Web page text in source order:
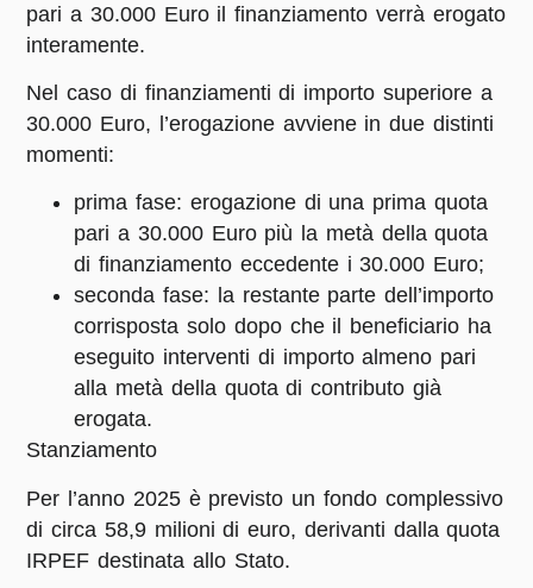
pari a 30.000 Euro il finanziamento verrà erogato
interamente.
Nel caso di finanziamenti di importo superiore a
30.000 Euro, l’erogazione avviene in due distinti
momenti:
prima fase: erogazione di una prima quota
pari a 30.000 Euro più la metà della quota
di finanziamento eccedente i 30.000 Euro;
seconda fase: la restante parte dell’importo
corrisposta solo dopo che il beneficiario ha
eseguito interventi di importo almeno pari
alla metà della quota di contributo già
erogata.
Stanziamento
Per l’anno 2025 è previsto un fondo complessivo
di circa 58,9 milioni di euro, derivanti dalla quota
IRPEF destinata allo Stato.